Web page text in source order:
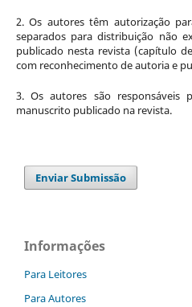
2. Os autores têm autorização
separados para distribuição não
publicado nesta revista (capítulo
com reconhecimento de autoria e
3. Os autores são responsáveis
manuscrito publicado na revista.
Enviar Submissão
Informações
Para Leitores
Para Autores